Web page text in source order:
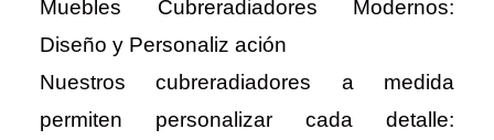
Muebles Cubreradiadores Modernos:
Diseño y Personaliz ación
Nuestros cubreradiadores a medida
permiten personalizar cada detalle: